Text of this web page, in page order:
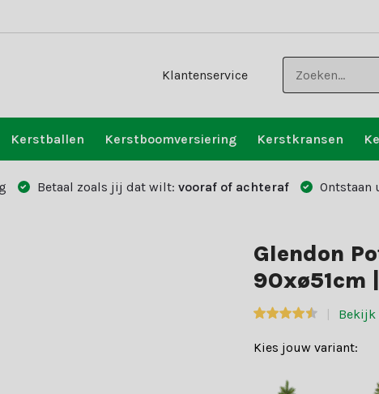
Klantenservice
Kerstballen Kerstboomversiering Kerstkransen
Betaal zoals jij dat wilt: vooraf of achteraf Ontstaan
Glendon
90xø51cm
Bekijk
Kies jouw variant: